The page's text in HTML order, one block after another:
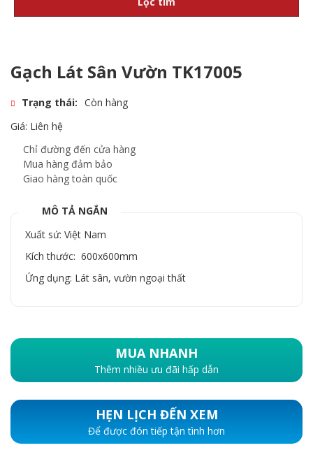
Gạch Lát Sân Vườn TK17005
Trạng thái: Còn hàng
Giá: Liên hệ
Chỉ đường đến cửa hàng
Mua hàng đảm bảo
Giao hàng toàn quốc
MÔ TẢ NGẮN
Xuất sứ: Việt Nam
Kích thước: 600x600mm
Ứng dụng: Lát sân, vườn ngoại thất
MUA NHANH
Thêm nhiều ưu đãi hấp dẫn
HẸN LỊCH ĐẾN XEM
Để được đón tiếp tận tình hơn